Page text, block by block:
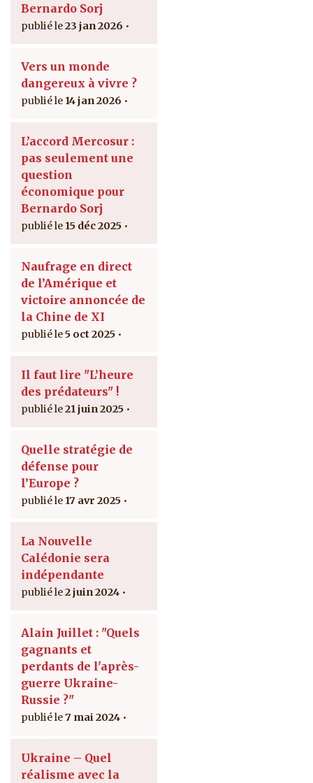
Bernardo Sorj
23 jan 2026
Vers un monde
dangereux à vivre ?
14 jan 2026
L’accord Mercosur :
pas seulement une
question
économique pour
Bernardo Sorj
15 déc 2025
Naufrage en direct
de l’Amérique et
victoire annoncée de
la Chine de XI
5 oct 2025
Il faut lire "L’heure
des prédateurs" !
21 juin 2025
Quelle stratégie de
défense pour
l’Europe ?
17 avr 2025
La Nouvelle
Calédonie sera
indépendante
2 juin 2024
Alain Juillet : "Quels
gagnants et
perdants de l'après-
guerre Ukraine-
Russie ?"
7 mai 2024
Ukraine – Quel
réalisme avec la